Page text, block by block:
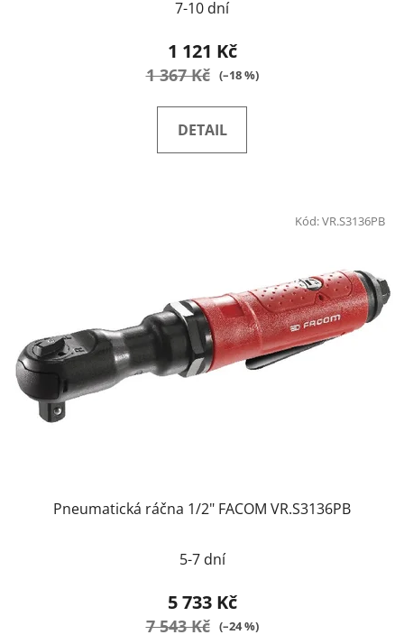
7-10 dní
1 121 Kč
1 367 Kč (–18 %)
DETAIL
Pneumatická ráčna 1/2" FACOM VR.S3136PB
5-7 dní
5 733 Kč
7 543 Kč (–24 %)
Kód:VR.S3136PB